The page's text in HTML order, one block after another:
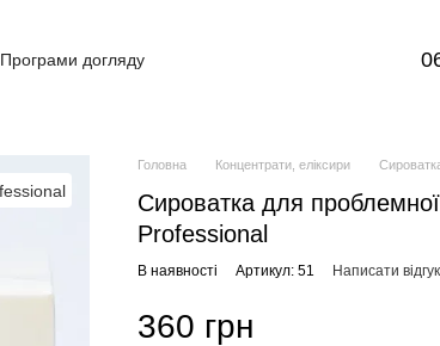
Програми догляду
Головна Концентрати, еліксири
Сироватка для
Professional
В наявності Артикул: 51 Написати відгук
360 грн